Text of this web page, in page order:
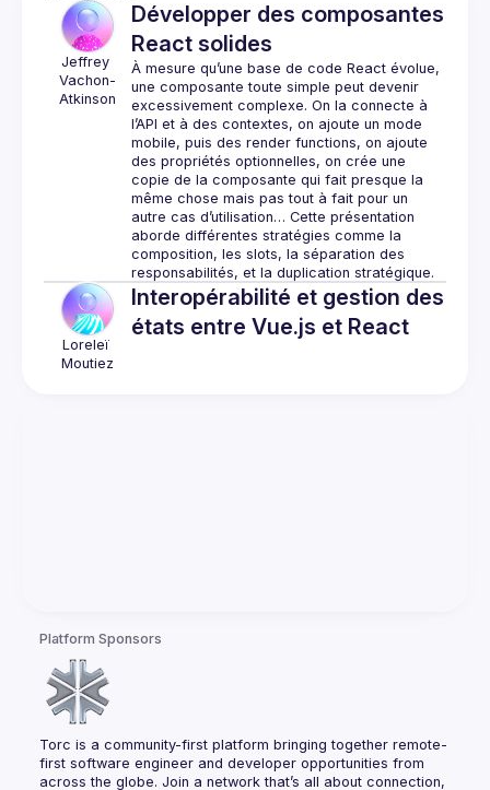
Jeffrey
Vachon-
Atkinson
Développer des composantes
React solides
À mesure qu’une base de code React évolue,
une composante toute simple peut devenir
excessivement complexe. On la connecte à
l’API et à des contextes, on ajoute un mode
mobile, puis des render functions, on ajoute
des propriétés optionnelles, on crée une
copie de la composante qui fait presque la
même chose mais pas tout à fait pour un
autre cas d’utilisation… Cette présentation
aborde différentes stratégies comme la
composition, les slots, la séparation des
responsabilités, et la duplication stratégique.
Loreleï
Moutiez
Interopérabilité et gestion des
états entre Vue.js et React
Platform Sponsors
Torc is a community-first platform bringing together remote-
first software engineer and developer opportunities from
across the globe. Join a network that’s all about connection,